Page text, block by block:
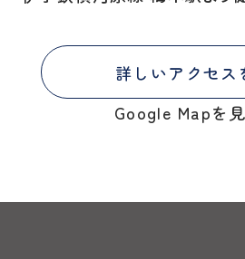
詳しいアクセス
Google Mapを